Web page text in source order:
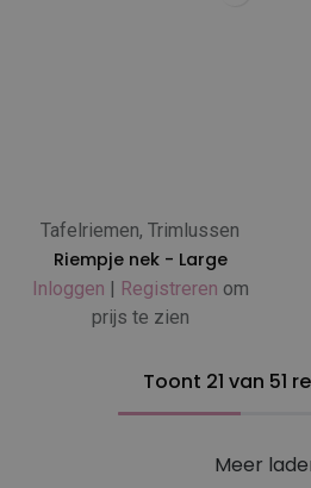
Tafelriemen, Trimlussen
Riempje nek - Large
Inloggen | Registreren om
prijs te zien
Toont 21 van 51
Meer